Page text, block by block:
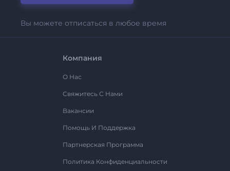
Вы можете отписаться в любое время
Компания
О Нас
Свяжитесь С Нами
Вакансии
Помощь И Поддержка
Партнерская Программа
Политика Конфиденциальности